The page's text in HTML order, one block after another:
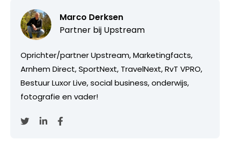
Marco Derksen
Partner bij Upstream
Oprichter/partner Upstream, Marketingfacts,
Arnhem Direct, SportNext, TravelNext, RvT VPRO,
Bestuur Luxor Live, social business, onderwijs,
fotografie en vader!